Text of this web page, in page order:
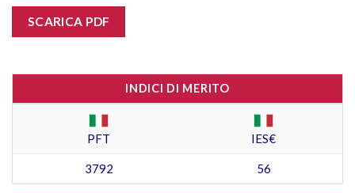
SCARICA PDF
INDICI DI MERITO
PFT IES€
3792 56